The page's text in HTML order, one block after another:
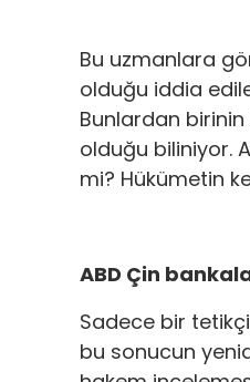
Bu uzmanlara
olduğu iddia
Bunlardan birinin
olduğu biliniyor.
mi? Hükümetin
ABD Çin
Sadece bir
bu sonucun